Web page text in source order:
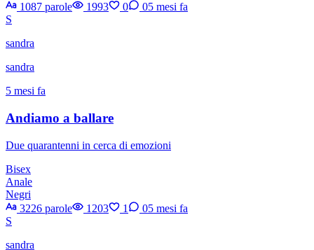
1087 parole
1993 0 05 mesi fa
S
sandra
sandra
5 mesi fa
Andiamo a ballare
Due quarantenni in cerca di emozioni
Bisex
Anale
Negri
3226 parole
1203 1 05 mesi fa
S
sandra